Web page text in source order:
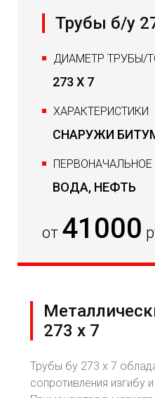
Трубы б/у
ДИАМЕТР ТРУБЫ/
273 Х 7
ХАРАКТЕРИСТИКИ
СНАРУЖИ
ВОДА, НЕФТЬ
от 41000
273 х 7
Трубы бу 273 х 7
сопротивления изгибу